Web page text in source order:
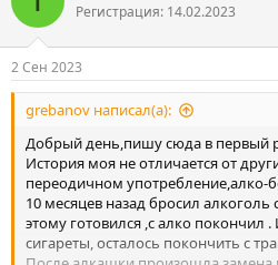
моральном плане .
Радует что работаю на себя ,и могу
На данный момент сильнейшая
Вроде ни чего такого не произшло
все нормально но резко какая то
груди и началачь тяга ,уже ехал
почему я курну ,типо разок
Брату несколько раз написал что
или нет)) 5 раз удалял смс.
И вот щас идёт торг курнуть или
борюсь с тягой ,то переубеждаю
можно. С кентом по общался ,
говорю думаю дуну посмотрю что и
Регистрация: 14.02.2023
2 Сен 2023
grebanov написал(а):
Добрый день,пишу сюда в первый
История моя не отличается от
переодичном употребление,алко-
10 месяцев назад бросил
этому готовился ,с алко покончил
сигареты, осталось покончить с